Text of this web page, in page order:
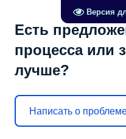
Версия
Есть
процесса или
лучше?
Написать о